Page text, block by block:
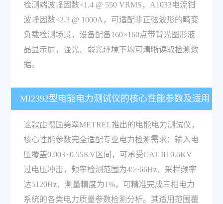
检测端波峰因数<1.4 @ 550 VRMS，A1033电流钳
波峰因数<2.3 @ 1000A，可适配非正弦波形的畸变
负载检测场景，设备配备160×160点带背光图形液
晶显示屏，强光、弱光环境下均可清晰读取检测数
据。
MI2392型电能电力测试仪的核心性能参数及适用
范围是什么？
这款由德国美翠METREL推出的电能电力测试仪，
核心性能参数完全适配专业电力检测需求：输入电
压覆盖0.003~0.55KV区间，可承受CAT III 0.6KV
过电压冲击，频率检测范围为45~66Hz，采样频率
达5120Hz，测量精度为1%，可精准完成三相电力
系统的各类电力质量参数检测分析。其适用范围覆